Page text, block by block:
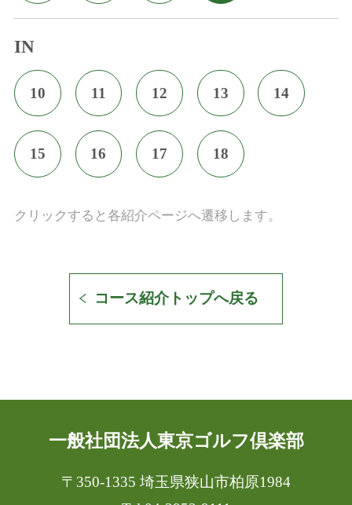
IN
10 11 12 13 14
15 16 17 18
クリックすると各紹介ページへ遷移します。
コース紹介トップへ戻る
一般社団法人東京ゴルフ倶楽部
〒350-1335 埼玉県狭山市柏原1984